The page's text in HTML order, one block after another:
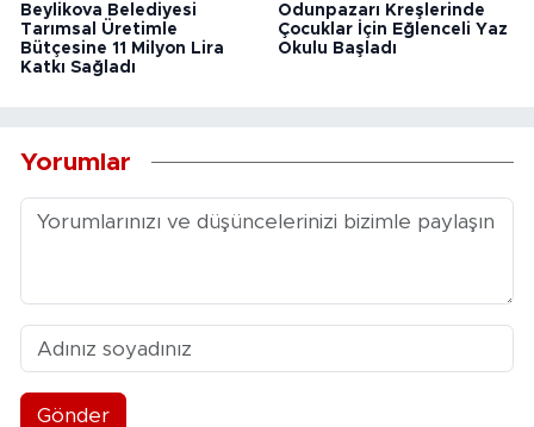
Beylikova Belediyesi
Tarımsal Üretimle
Bütçesine 11 Milyon Lira
Katkı Sağladı
Odunpazarı Kreşlerinde
Çocuklar İçin Eğlenceli Yaz
Okulu Başladı
Yorumlar
Gönder